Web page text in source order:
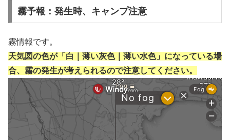
霧予報：発生時、キャンプ注意
霧情報です。
天気図の色が「白｜薄い灰色｜薄い水色」になっている場
合、霧の発生が考えられるので注意してください。